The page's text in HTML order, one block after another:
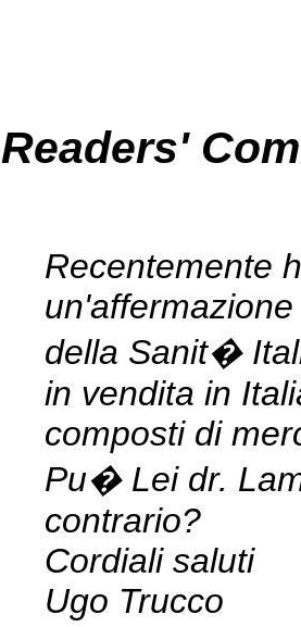
Readers'
Recentemente
della Sanit�
in vendita in
composti di
Pu� Lei dr.
contrario?
Cordiali saluti
Ugo Trucco